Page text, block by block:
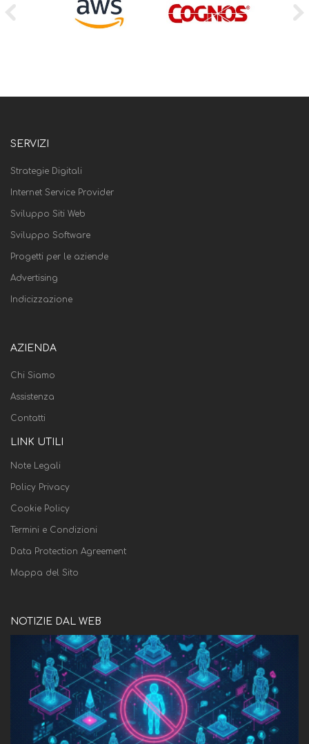
SERVIZI
Strategie Digitali
Internet Service Provider
Sviluppo Siti Web
Sviluppo Software
Progetti per le aziende
Advertising
Indicizzazione
AZIENDA
Chi Siamo
Assistenza
Contatti
LINK UTILI
Note Legali
Policy Privacy
Cookie Policy
Termini e Condizioni
Data Protection Agreement
Mappa del Sito
NOTIZIE DAL WEB